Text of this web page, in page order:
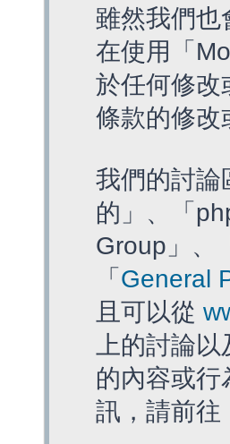
雖然我們也
在使用「
於任何修改
條款的修改
我們的討論
的」、「
Group」、
「 General
且可以從
上的討論
的內容或
訊，請前往